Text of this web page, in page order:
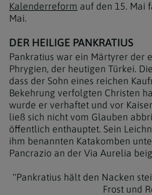
Kalenderreform auf den 15. Mai
Mai.
DER HEILIGE PANKRATIUS
Pankratius war ein Märtyrer der
Phrygien, der heutigen Türkei.
dass der Sohn eines reichen
Bekehrung verfolgten Christen
wurde er verhaftet und vor
ließ sich nicht vom Glauben
öffentlich enthauptet. Sein
ihm benannten Katakomben
Pancrazio an der Via Aurelia
"Pankratius hält den Nacken
Frost und